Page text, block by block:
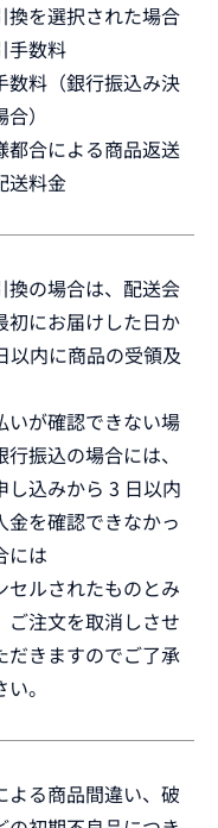
換を選択された場合
手数料
数料（銀行振込み決
）
都合による商品返送
送料金
換の場合は、配送会
初にお届けした日か
以内に商品の受領及
いが確認できない場
行振込の場合には、
し込みから 3 日以内
金を確認できなかっ
には
セルされたものとみ
ご注文を取消しさせ
だきますのでご了承
。
よる商品間違い、破